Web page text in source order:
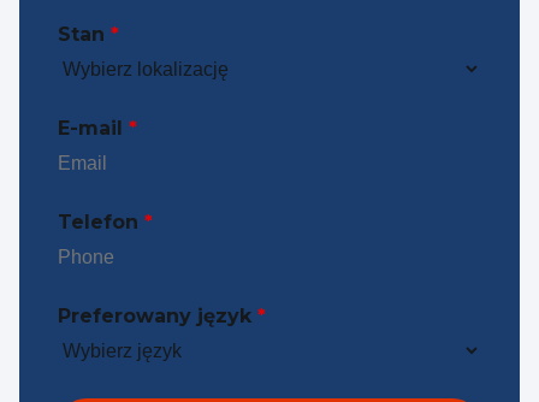
Stan *
E-mail *
Telefon *
Preferowany język *